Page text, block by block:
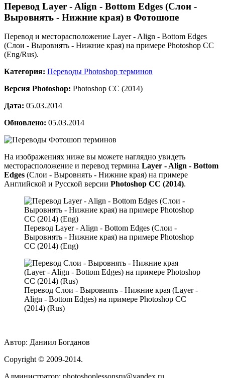
Перевод Layer - Align - Bottom Edges (Слои -
Выровнять - Нижние края) в Фотошопе
Перевод и месторасположение Layer - Align - Bottom Edges
(Слои - Выровнять - Нижние края) на примере Photoshop CC
(Eng/Rus).
Категория: Переводы Photoshop терминов
Версия Photoshop: Photoshop CC (2014)
Дата: 05.03.2014
Обновлено: 05.03.2014
На изображениях ниже вы можете наглядно увидеть
месторасположение и перевод термина Layer - Align - Bottom
Edges (Слои - Выровнять - Нижние края) на примере
Английской и Русской версии Photoshop CC (2014).
Перевод Layer - Align - Bottom Edges (Слои -
Выровнять - Нижние края) на примере Photoshop
CC (2014) (Eng)
Перевод Слои - Выровнять - Нижние края (Layer -
Align - Bottom Edges) на примере Photoshop CC
(2014) (Rus)
Автор: Даниил Богданов
Сopyright© 2009-2014.